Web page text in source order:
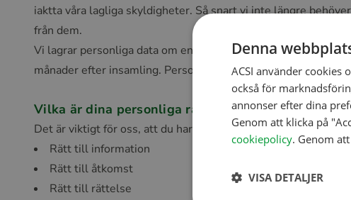
iaktta våra lagliga skyldigheter. Så snart vi inte längre
från dem.
Vi lagrar personliga data om en kund i sju år efter att
månader efter insamling. Personliga data från potentiella
Vilka är dina personliga rättigheter?
Det är viktigt för oss, att du har kontroll över dina personliga
Rätt till information
Rätt till åtkomst
Rätt till rättelse
Denna
ACSI använder cookies
också för
annonser efter dina
Genom att klicka på
cookiepolicy. Genom
VISA DETALJER